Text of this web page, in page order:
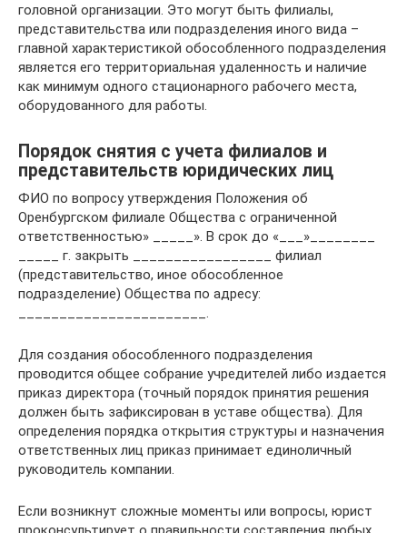
головной организации. Это могут быть филиалы,
представительства или подразделения иного вида –
главной характеристикой обособленного подразделения
является его территориальная удаленность и наличие
как минимум одного стационарного рабочего места,
оборудованного для работы.
Порядок снятия с учета филиалов и
представительств юридических лиц
ФИО по вопросу утверждения Положения об
Оренбургском филиале Общества с ограниченной
ответственностью» _____». В срок до «___»________
_____ г. закрыть _________________ филиал
(представительство, иное обособленное
подразделение) Общества по адресу:
_______________________.
Для создания обособленного подразделения
проводится общее собрание учредителей либо издается
приказ директора (точный порядок принятия решения
должен быть зафиксирован в уставе общества). Для
определения порядка открытия структуры и назначения
ответственных лиц приказ принимает единоличный
руководитель компании.
Если возникнут сложные моменты или вопросы, юрист